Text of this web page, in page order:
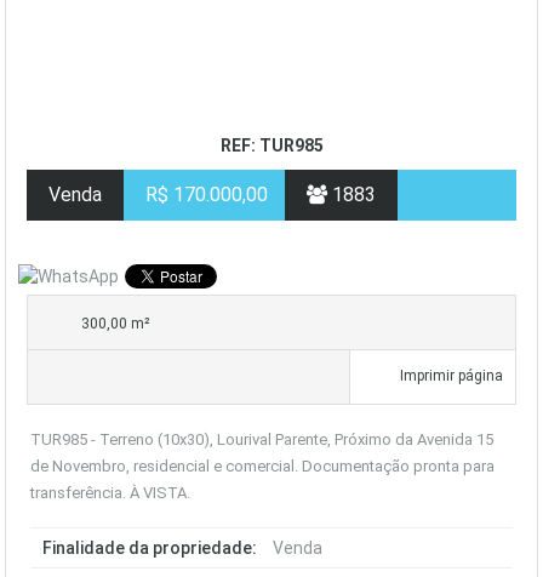
REF: TUR985
Venda R$ 170.000,00 1883
300,00 m²
Imprimir página
TUR985 - Terreno (10x30), Lourival Parente, Próximo da Avenida 15
de Novembro, residencial e comercial. Documentação pronta para
transferência. À VISTA.
Finalidade da propriedade: Venda